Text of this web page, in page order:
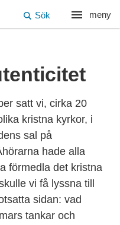
meny
Sök
satt vi, cirka 20
kristna kyrkor, i
sal på
hade alla
förmedla det kristna
vi få lyssna till
sidan: vad
tankar och